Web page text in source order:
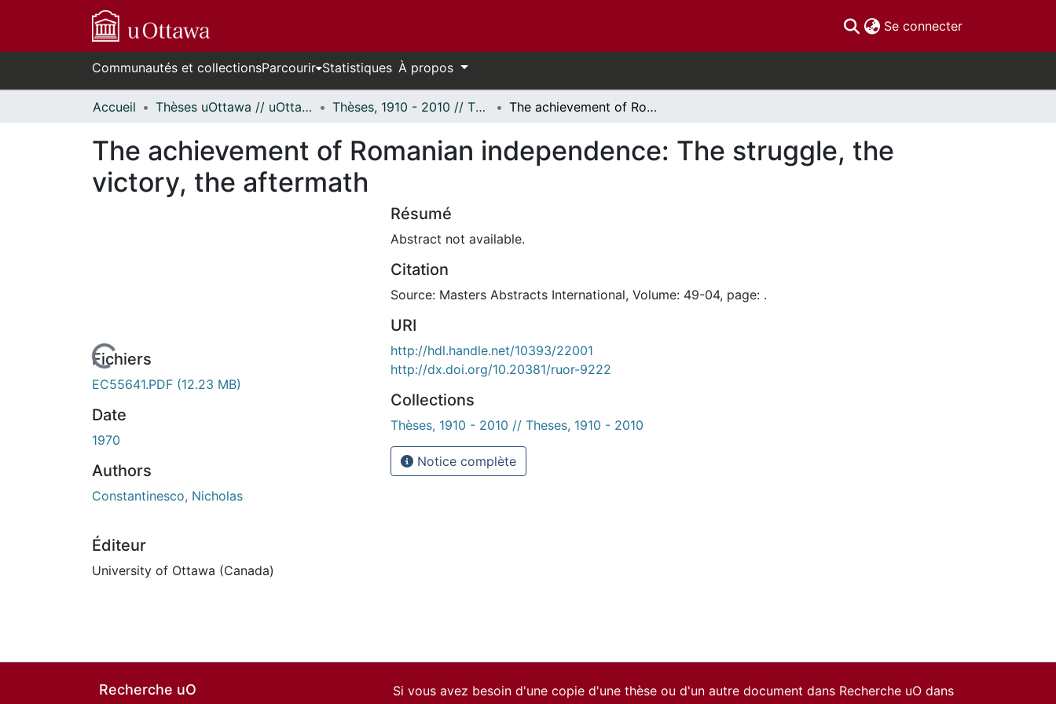
Se connecter(current)
Communautés et collectionsParcourir Statistiques À propos
Accueil Thèses uOttawa // uOttawa Theses Thèses, 1910 - 2010 // Theses, 1910 - 2010 The achievement of Romanian independence: The struggle, the victory, the aftermath
The achievement of Romanian independence: The struggle, the
victory, the aftermath
En cours de chargement...
Fichiers
EC55641.PDF (12.23 MB)
Date
1970
Authors
Constantinesco, Nicholas
Éditeur
University of Ottawa (Canada)
Résumé
Abstract not available.
Citation
Source: Masters Abstracts International, Volume: 49-04, page: .
URI
http://hdl.handle.net/10393/22001
http://dx.doi.org/10.20381/ruor-9222
Collections
Thèses, 1910 - 2010 // Theses, 1910 - 2010
Notice complète
Recherche uO
Si vous avez besoin d'une copie d'une thèse ou d'un autre document dans Recherche uO dans